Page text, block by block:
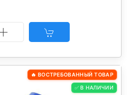
🔥 ВОСТРЕБОВАННЫЙ ТОВАР
✅ В НАЛИЧИИ